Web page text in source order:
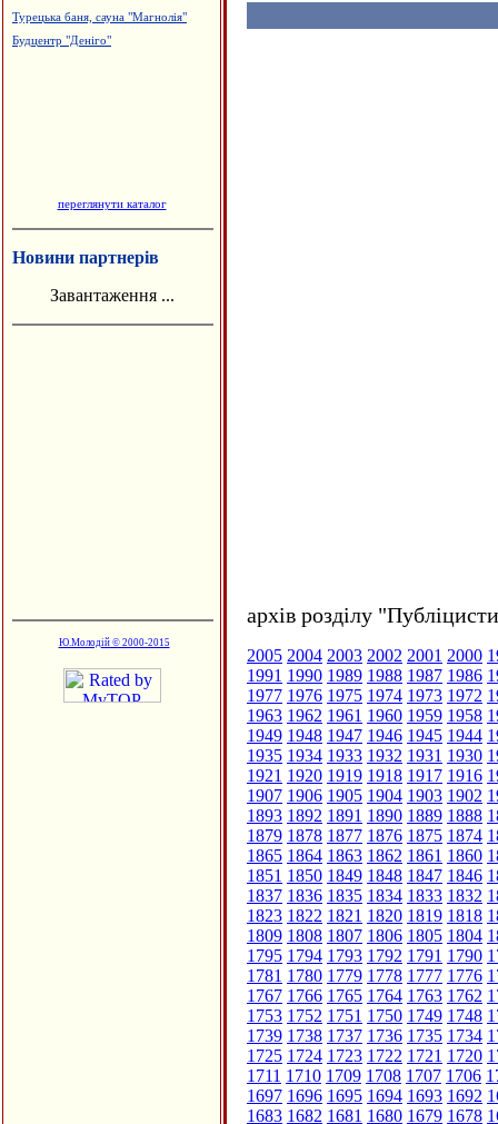
Виробництво вікон та дверей з ПВХ
переглянути каталог
Новини партнерів
Завантаження ...
Ю.Молодій © 2000-2015
архів розділу
2005 2004 2003 2002 2001 2000
1991 1990 1989 1988 1987 1986
1977 1976 1975 1974 1973 1972
1963 1962 1961 1960 1959 1958
1949 1948 1947 1946 1945 1944
1935 1934 1933 1932 1931 1930
1921 1920 1919 1918 1917 1916
1907 1906 1905 1904 1903 1902
1893 1892 1891 1890 1889 1888
1879 1878 1877 1876 1875 1874
1865 1864 1863 1862 1861 1860
1851 1850 1849 1848 1847 1846
1837 1836 1835 1834 1833 1832
1823 1822 1821 1820 1819 1818
1809 1808 1807 1806 1805 1804
1795 1794 1793 1792 1791 1790
1781 1780 1779 1778 1777 1776
1767 1766 1765 1764 1763 1762
1753 1752 1751 1750 1749 1748
1739 1738 1737 1736 1735 1734
1725 1724 1723 1722 1721 1720
1711 1710 1709 1708 1707 1706
1697 1696 1695 1694 1693 1692
1683 1682 1681 1680 1679 1678